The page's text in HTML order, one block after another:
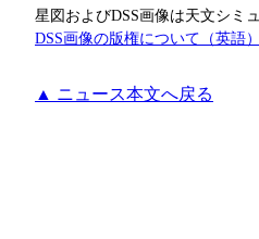
星図およびDSS画像は天文シミ
DSS画像の版権について（英語）
▲ ニュース本文へ戻る